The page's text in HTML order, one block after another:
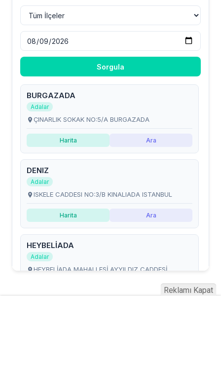
Reklamı Kapat